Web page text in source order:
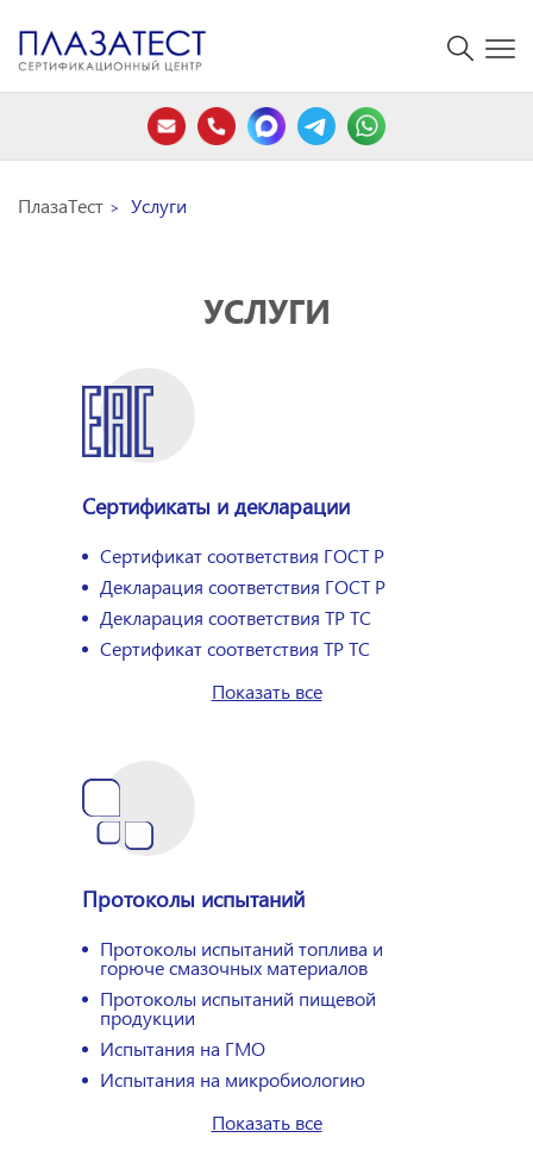
ПлазаТест Услуги
УСЛУГИ
Сертификаты и декларации
Сертификат соответствия ГОСТ Р
Декларация соответствия ГОСТ Р
Декларация соответствия ТР ТС
Сертификат соответствия ТР ТС
Показать все
Протоколы испытаний
Протоколы испытаний топлива и
горюче смазочных материалов
Протоколы испытаний пищевой
продукции
Испытания на ГМО
Испытания на микробиологию
Показать все